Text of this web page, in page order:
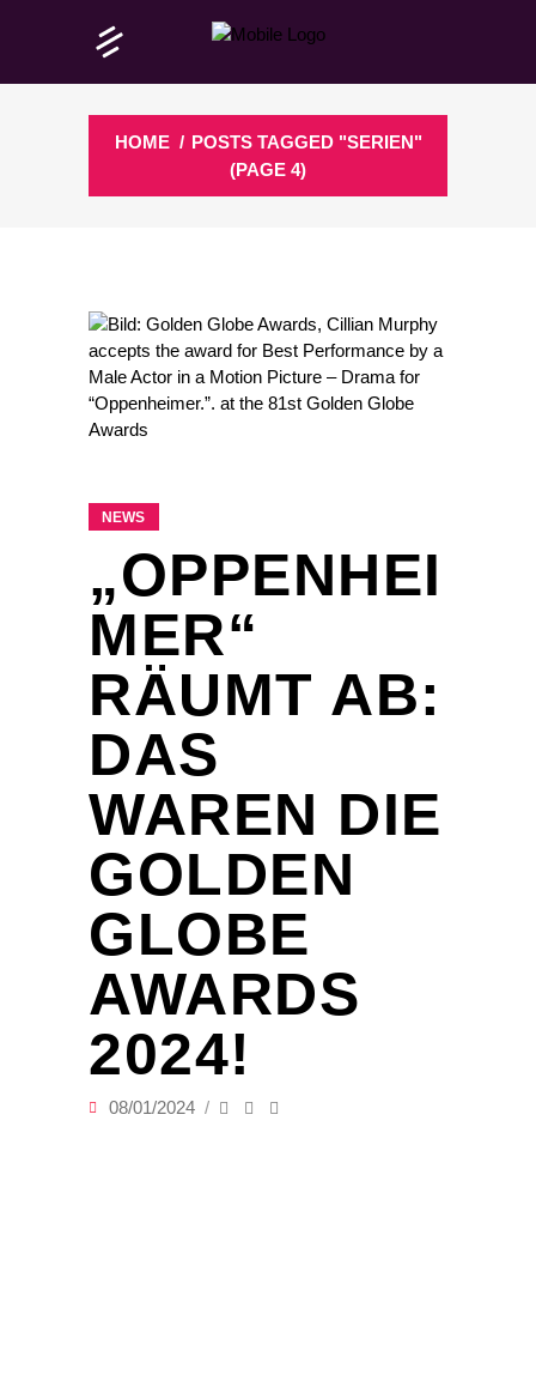
HOME / POSTS TAGGED "SERIEN"
(PAGE 4)
NEWS
„OPPENHEI
MER“
RÄUMT AB:
DAS
WAREN DIE
GOLDEN
GLOBE
AWARDS
2024!
08/01/2024